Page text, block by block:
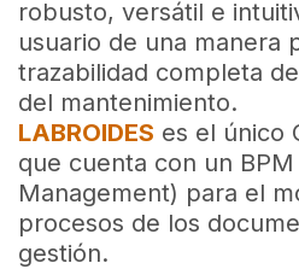
robusto, versátil e
usuario de una manera
trazabilidad completa
del mantenimiento.
LABROIDES es el único
que cuenta con un
Management) para el
procesos de los
gestión.